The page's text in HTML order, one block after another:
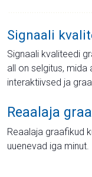
Signaali
Signaali kvaliteedi
all on selgitus,
interaktiivsed ja
Reaalaja
Reaalaja graafikud
uuenevad iga minut.